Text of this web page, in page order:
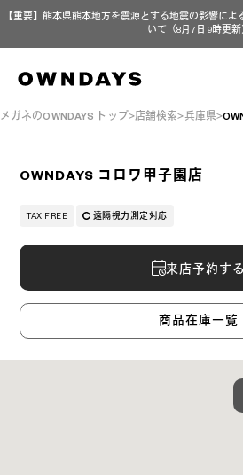
【重要】熊本県熊本地方を震源とする地震の影響に
いて（8月7日 9時更新
メガネのOWNDAYS トップ 店舗検索 兵庫県
OWNDAYS コロワ甲子園店
TAX FREE 遠隔視力測定対応
来店予約する
商品在庫一覧